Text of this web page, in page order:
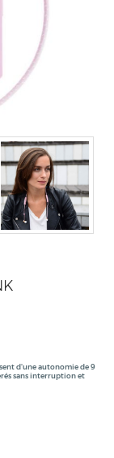
d'une autonomie de 9
sans interruption et